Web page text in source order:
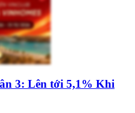
3: Lên tới 5,1% Khi